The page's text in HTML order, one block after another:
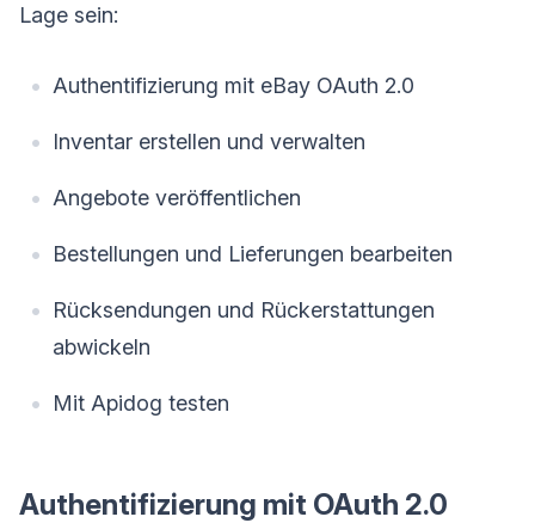
Lage sein:
Authentifizierung mit eBay OAuth 2.0
Inventar erstellen und verwalten
Angebote veröffentlichen
Bestellungen und Lieferungen bearbeiten
Rücksendungen und Rückerstattungen
abwickeln
Mit Apidog testen
Authentifizierung mit OAuth 2.0